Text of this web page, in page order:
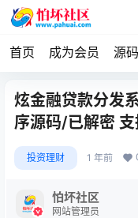
首页 成为会员 源
炫金融贷款分发
序源码/已解密
投资理财 1 年前
怕坏社区
网站管理员